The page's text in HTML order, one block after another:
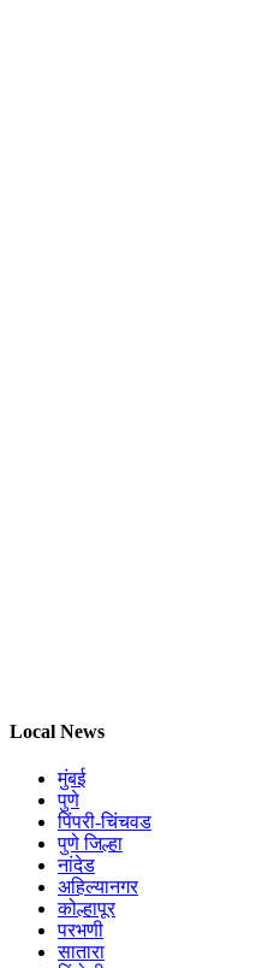
Local News
मुंबई
पुणे
पिंपरी-चिंचवड
पुणे जिल्हा
नांदेड
अहिल्यानगर
कोल्हापूर
परभणी
सातारा